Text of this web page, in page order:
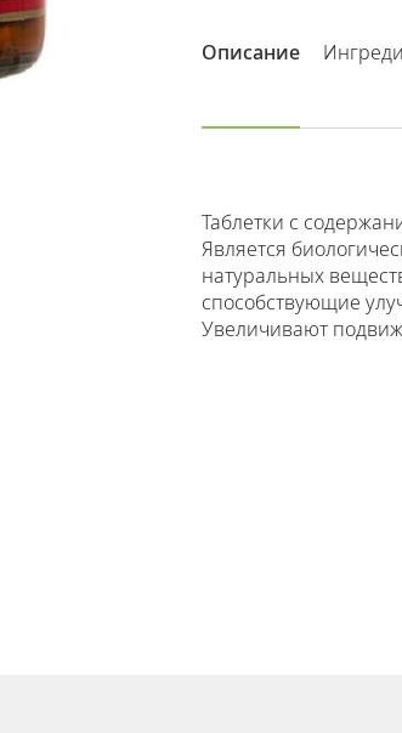
Описание
Таблетки с
Является
натуральных
способствующие
Увеличивают